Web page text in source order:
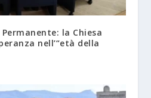
la Chiesa
nell’“età della